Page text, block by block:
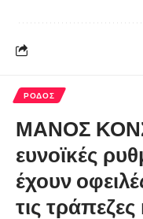
ΡΟΔΟΣ
ΜΑΝΟΣ
ευνοϊκές
έχουν
τις